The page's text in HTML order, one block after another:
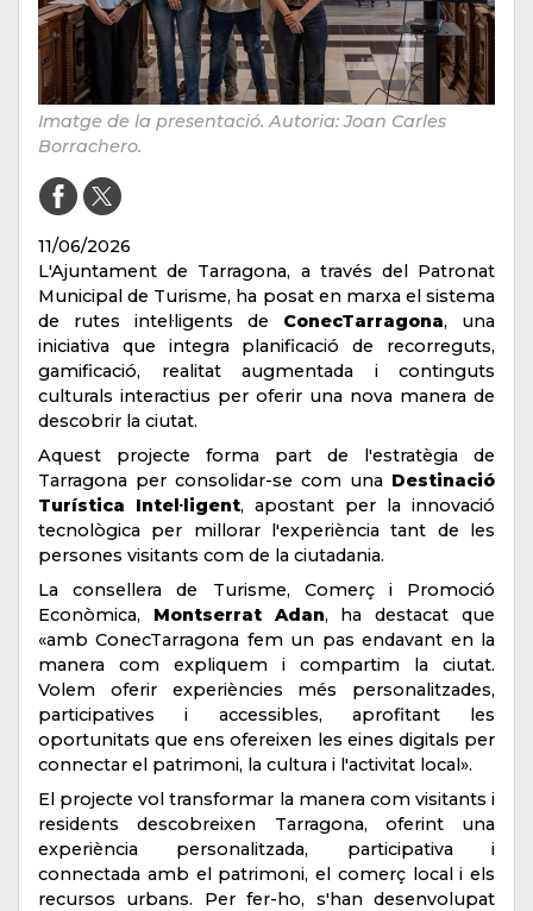
Imatge de la presentació. Autoria: Joan Carles
Borrachero.
11/06/2026
L'Ajuntament de Tarragona, a través del Patronat
Municipal de Turisme, ha posat en marxa el sistema
de rutes intel·ligents de ConecTarragona, una
iniciativa que integra planificació de recorreguts,
gamificació, realitat augmentada i continguts
culturals interactius per oferir una nova manera de
descobrir la ciutat.
Aquest projecte forma part de l'estratègia de
Tarragona per consolidar-se com una Destinació
Turística Intel·ligent, apostant per la innovació
tecnològica per millorar l'experiència tant de les
persones visitants com de la ciutadania.
La consellera de Turisme, Comerç i Promoció
Econòmica, Montserrat Adan, ha destacat que
«amb ConecTarragona fem un pas endavant en la
manera com expliquem i compartim la ciutat.
Volem oferir experiències més personalitzades,
participatives i accessibles, aprofitant les
oportunitats que ens ofereixen les eines digitals per
connectar el patrimoni, la cultura i l'activitat local».
El projecte vol transformar la manera com visitants i
residents descobreixen Tarragona, oferint una
experiència personalitzada, participativa i
connectada amb el patrimoni, el comerç local i els
recursos urbans. Per fer-ho, s'han desenvolupat